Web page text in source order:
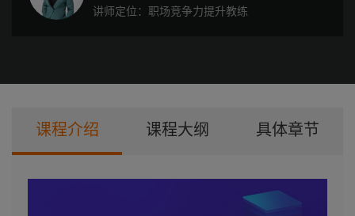
讲师定位： 职场竞争力提升教练
课程介绍 课程大纲 具体章节